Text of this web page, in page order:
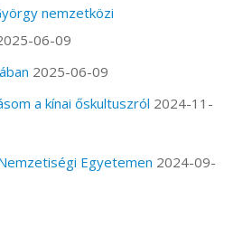
nemzetközi
06-09
2025-06-09
a kínai őskultuszról 2024-11-
Egyetemen 2024-09-